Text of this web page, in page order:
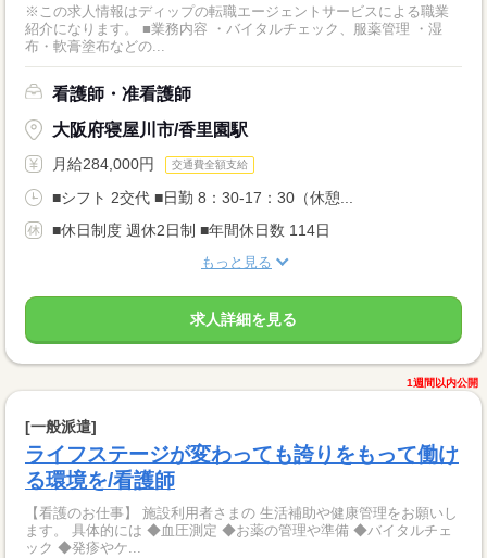
※この求人情報はディップの転職エージェントサービスによる職業
紹介になります。 ■業務内容 ・バイタルチェック、服薬管理 ・湿
布・軟膏塗布などの...
看護師・准看護師
大阪府寝屋川市/香里園駅
月給284,000円 交通費全額支給
■シフト 2交代 ■日勤 8：30-17：30（休憩...
■休日制度 週休2日制 ■年間休日数 114日
もっと見る
求人詳細を見る
1週間以内公開
[一般派遣]
ライフステージが変わっても誇りをもって働け
る環境を/看護師
【看護のお仕事】 施設利用者さまの 生活補助や健康管理をお願いし
ます。 具体的には ◆血圧測定 ◆お薬の管理や準備 ◆バイタルチェ
ック ◆発疹やケ...